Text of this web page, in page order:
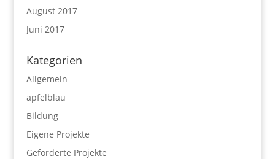
August 2017
Juni 2017
Kategorien
Allgemein
apfelblau
Bildung
Eigene Projekte
Geförderte Projekte